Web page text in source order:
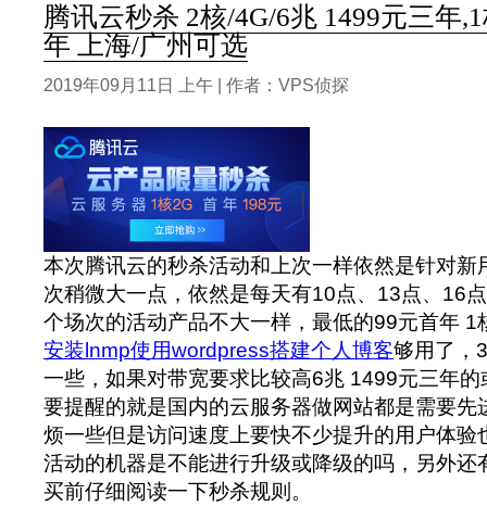
腾讯云秒杀 2核/4G/6兆 1499元三年
年 上海/广州可选
2019年09月11日 上午 | 作者：VPS侦探
本次腾讯云的秒杀活动和上次一样依然是针对新
次稍微大一点，依然是每天有10点、13点、16
个场次的活动产品不大一样，最低的99元首年
安装lnmp使用wordpress搭建个人博客够用了，
一些，如果对带宽要求比较高6兆 1499元三年
要提醒的就是国内的云服务器做网站都是需要先
烦一些但是访问速度上要快不少提升的用户体验
活动的机器是不能进行升级或降级的吗，另外还
买前仔细阅读一下秒杀规则。